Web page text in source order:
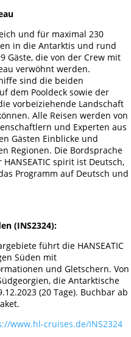
und für maximal 230
in die Antarktis und rund
Gäste, die von der Crew mit
verwöhnt werden.
sind die beiden
dem Pooldeck sowie der
vorbeiziehende Landschaft
Alle Reisen werden von
und Experten aus
Gästen Einblicke und
Regionen. Die Bordsprache
spirit ist Deutsch,
Programm auf Deutsch und
(INS2324):
führt die HANSEATIC
Süden mit
und Gletschern. Von
die Antarktische
(20 Tage). Buchbar ab
www.hl-cruises.de/INS2324